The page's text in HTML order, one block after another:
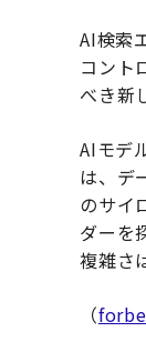
AI検索
コント
べき新
AIモデ
は、デ
のサイ
ダーを
複雑さ
（